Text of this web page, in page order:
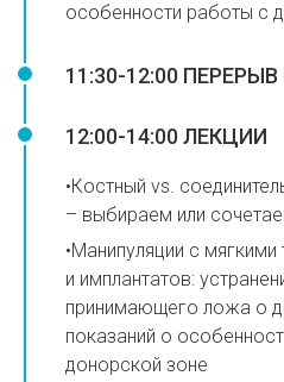
особенности работы с
11:30-12:00
12:00-14:00 ЛЕКЦИИ
•Костный vs.
– выбираем или
•Манипуляции с
и имплантатов:
принимающего ложа o
показаний o
донорской зоне